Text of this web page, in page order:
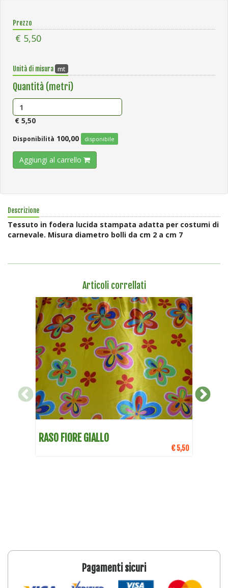
Prezzo
€ 5,50
Unità di misura mt
Quantità (metri)
€ 5,50
Disponibilità 100,00 disponibile
Aggiungi al carrello
Descrizione
Tessuto in fodera lucida stampata adatta per costumi di
carnevale. Misura diametro bolli da cm 2 a cm 7
Articoli correllati
DETTAGLI
RASO FIORE GIALLO
€ 5,50
Pagamenti sicuri